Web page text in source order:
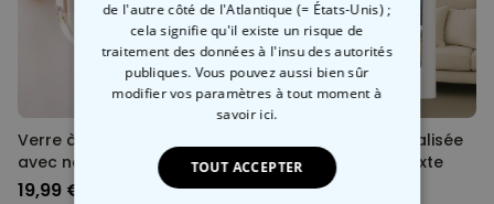
Verre à gin personnalisé
avec nom
19,99 €
Couverture personnalisée
collage photos et texte
39,99 €
de l'autre côté de l'Atlantique (= États-Unis) ;
cela signifie qu'il existe un risque de
traitement des données à l'insu des autorités
publiques. Vous pouvez aussi bien sûr
modifier vos paramètres à tout momentà
savoir ici.
TOUT ACCEPTER